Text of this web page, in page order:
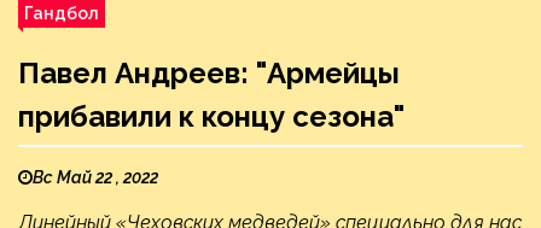
Гандбол
Павел Андреев: "Армейцы
прибавили к концу сезона"
Вс Май 22 , 2022
Линейный «Чеховских медведей» специально для нас